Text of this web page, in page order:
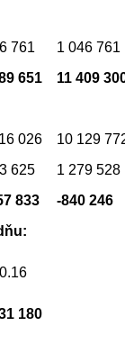
761
1 046 761
651
11 409
026
10 129
625
1 279 528
833
-840 246
180